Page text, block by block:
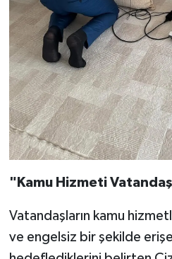
"Kamu Hizmeti
Vatandaşların kamu
ve engelsiz bir şekilde